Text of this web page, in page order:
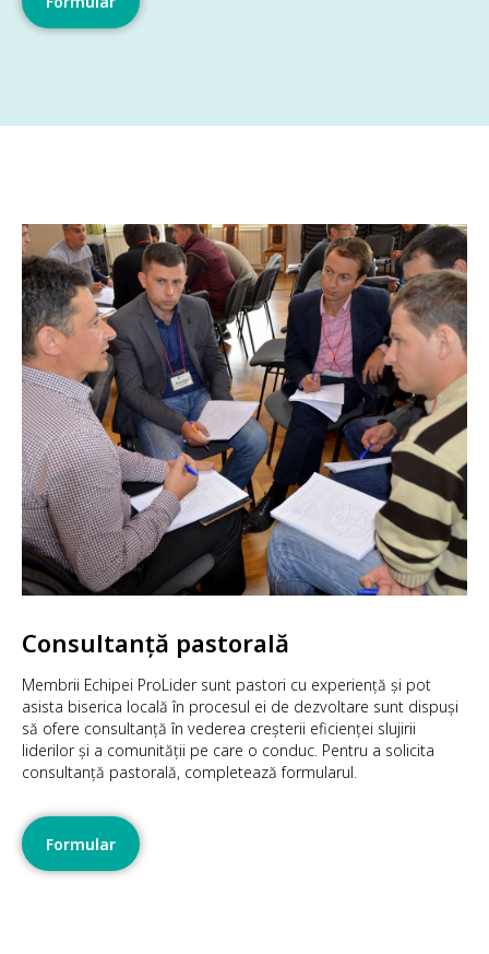
Consultanță pastorală
Membrii Echipei ProLider sunt pastori cu experiență și pot
asista biserica locală în procesul ei de dezvoltare sunt dispuși
să ofere consultanță în vederea creșterii eficienței slujirii
liderilor și a comunității pe care o conduc. Pentru a solicita
consultanță pastorală, completează formularul.
Formular